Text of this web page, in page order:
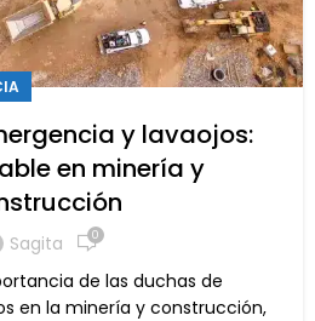
y lavaojos:
en minería y
Sagita 0
de las duchas de
en la minería y construcción,